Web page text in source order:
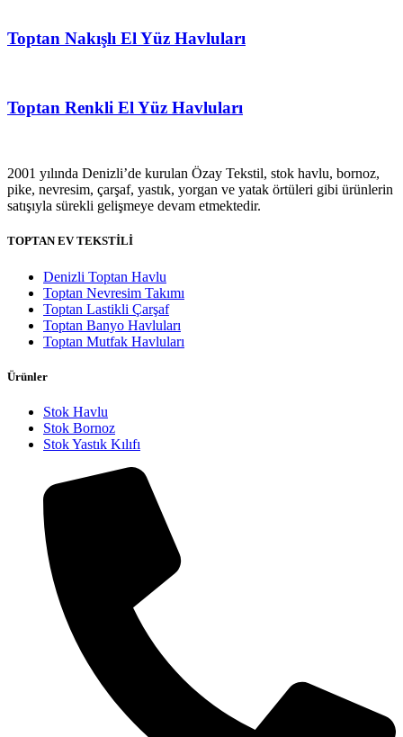
Toptan Nakışlı El Yüz Havluları
Toptan Renkli El Yüz Havluları
2001 yılında Denizli’de kurulan Özay Tekstil, stok havlu, bornoz,
pike, nevresim, çarşaf, yastık, yorgan ve yatak örtüleri gibi ürünlerin
satışıyla sürekli gelişmeye devam etmektedir.
TOPTAN EV TEKSTİLİ
Denizli Toptan Havlu
Toptan Nevresim Takımı
Toptan Lastikli Çarşaf
Toptan Banyo Havluları
Toptan Mutfak Havluları
Ürünler
Stok Havlu
Stok Bornoz
Stok Yastık Kılıfı